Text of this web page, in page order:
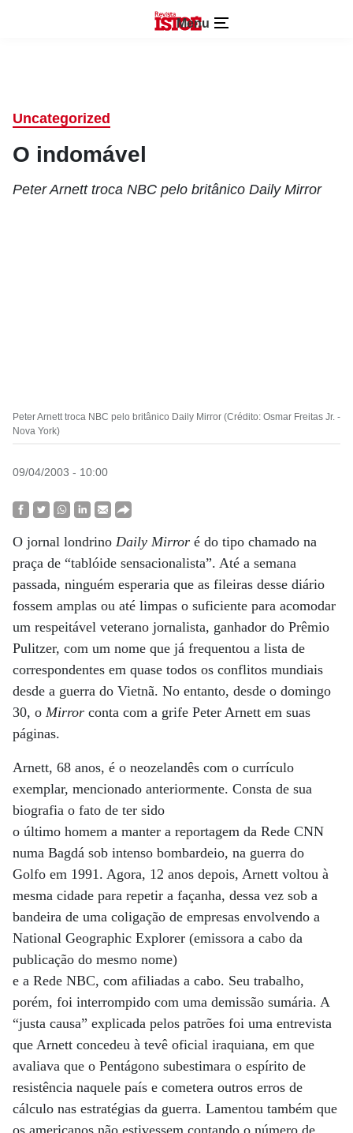
Menu
Uncategorized
O indomável
Peter Arnett troca NBC pelo britânico Daily Mirror
Peter Arnett troca NBC pelo britânico Daily Mirror (Crédito: Osmar Freitas Jr. -
Nova York)
09/04/2003 - 10:00
O jornal londrino Daily Mirror é do tipo chamado na
praça de “tablóide sensacionalista”. Até a semana
passada, ninguém esperaria que as fileiras desse diário
fossem amplas ou até limpas o suficiente para acomodar
um respeitável veterano jornalista, ganhador do Prêmio
Pulitzer, com um nome que já frequentou a lista de
correspondentes em quase todos os conflitos mundiais
desde a guerra do Vietnã. No entanto, desde o domingo
30, o Mirror conta com a grife Peter Arnett em suas
páginas.
Arnett, 68 anos, é o neozelandês com o currículo
exemplar, mencionado anteriormente. Consta de sua
biografia o fato de ter sido
o último homem a manter a reportagem da Rede CNN
numa Bagdá sob intenso bombardeio, na guerra do
Golfo em 1991. Agora, 12 anos depois, Arnett voltou à
mesma cidade para repetir a façanha, dessa vez sob a
bandeira de uma coligação de empresas envolvendo a
National Geographic Explorer (emissora a cabo da
publicação do mesmo nome)
e a Rede NBC, com afiliadas a cabo. Seu trabalho,
porém, foi interrompido com uma demissão sumária. A
“justa causa” explicada pelos patrões foi uma entrevista
que Arnett concedeu à tevê oficial iraquiana, em que
avaliava que o Pentágono subestimara o espírito de
resistência naquele país e cometera outros erros de
cálculo nas estratégias da guerra. Lamentou também que
os americanos não estivessem contando o número de